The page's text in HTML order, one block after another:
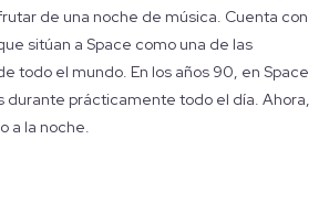
de una noche de música. Cuenta con
sitúan a Space como una de las
todo el mundo. En los años 90, en Space
durante prácticamente todo el día. Ahora,
a la noche.